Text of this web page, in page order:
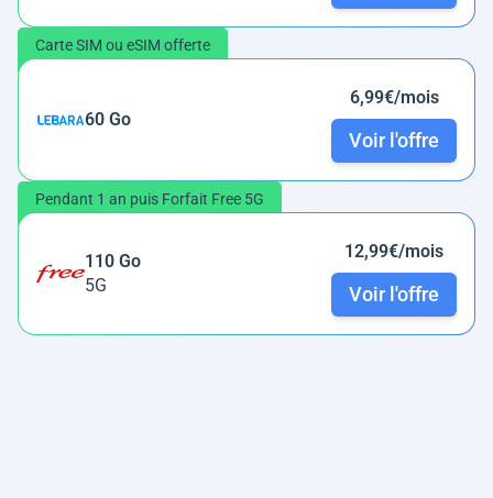
Carte SIM ou eSIM offerte
60 Go
6,99€/mois
Voir l'offre
Pendant 1 an puis Forfait Free 5G
110 Go
5G
12,99€/mois
Voir l'offre